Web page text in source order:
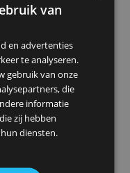
Dit terwijl
rekening bieden
gelden. Met het
Bunq zou je dan
een heel jaar.
als de
per jaar).
de digitale